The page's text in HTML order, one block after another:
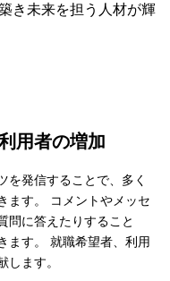
き未来を担う人材が輝
用者の増加
を発信することで、多く
ます。 コメントやメッセ
問に答えたりすること
ます。 就職希望者、利用
ます。